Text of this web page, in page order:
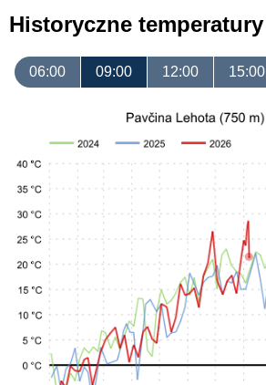
Historyczne temperatury
06:00 09:00 12:00 15:00